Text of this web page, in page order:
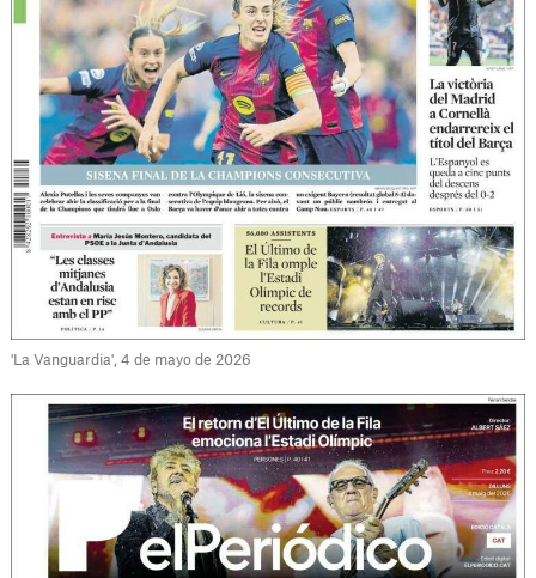
'La Vanguardia', 4 de mayo de 2026